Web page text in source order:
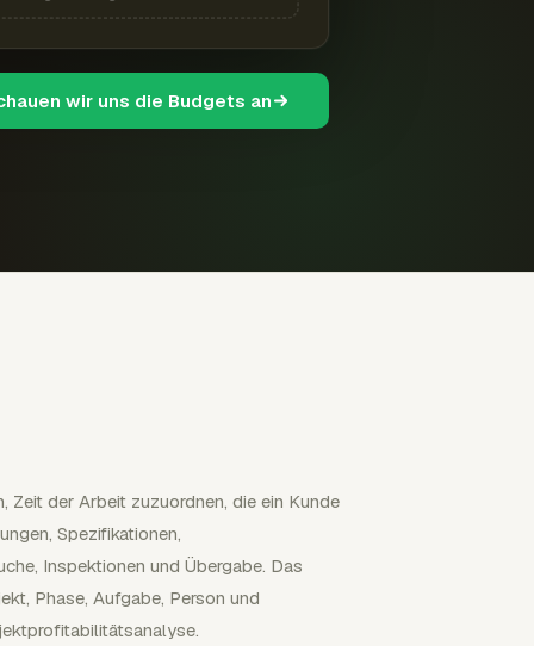
wir uns die Budgets an
Zeit der Arbeit zuzuordnen, die ein Kunde
Spezifikationen,
Inspektionen und Übergabe. Das
Phase, Aufgabe, Person und